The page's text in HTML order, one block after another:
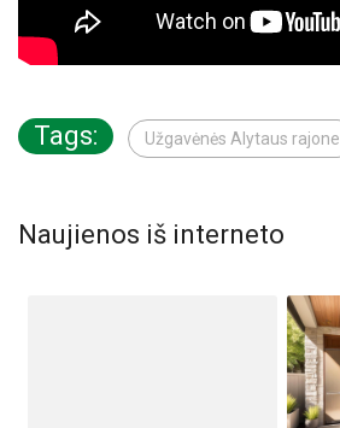
Tags: Užgavėnės Alytaus rajone
Naujienos iš interneto